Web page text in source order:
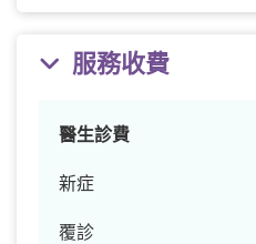
服務收費
醫生診費
新症
覆診